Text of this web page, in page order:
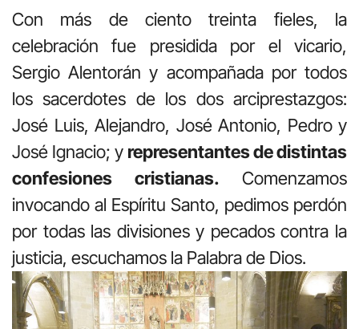
Con más de ciento treinta fieles, la
celebración fue presidida por el vicario,
Sergio Alentorán y acompañada por todos
los sacerdotes de los dos arciprestazgos:
José Luis, Alejandro, José Antonio, Pedro y
José Ignacio; y representantes de distintas
confesiones cristianas. Comenzamos
invocando al Espíritu Santo, pedimos perdón
por todas las divisiones y pecados contra la
justicia, escuchamos la Palabra de Dios.